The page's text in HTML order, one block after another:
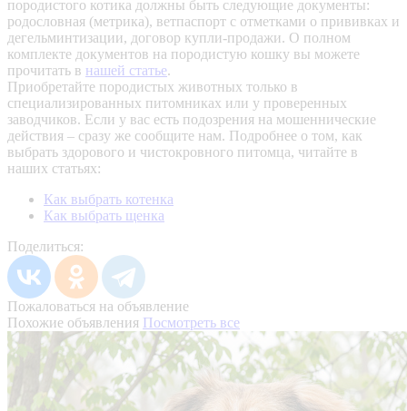
породистого котика должны быть следующие документы:
родословная (метрика), ветпаспорт с отметками о прививках и
дегельминтизации, договор купли-продажи. О полном
комплекте документов на породистую кошку вы можете
прочитать в нашей статье.
Приобретайте породистых животных только в
специализированных питомниках или у проверенных
заводчиков. Если у вас есть подозрения на мошеннические
действия – сразу же сообщите нам. Подробнее о том, как
выбрать здорового и чистокровного питомца, читайте в
наших статьях:
Как выбрать котенка
Как выбрать щенка
Поделиться:
Пожаловаться на объявление
Похожие объявления Посмотреть все